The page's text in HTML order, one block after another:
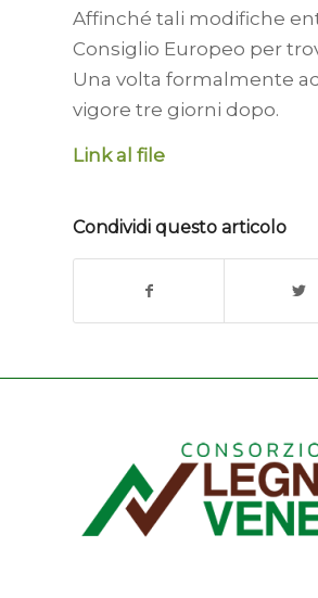
Affinché tali modifiche
Consiglio Europeo per
Una volta formalmente
vigore tre giorni dopo.
Link al file
Condividi questo articolo